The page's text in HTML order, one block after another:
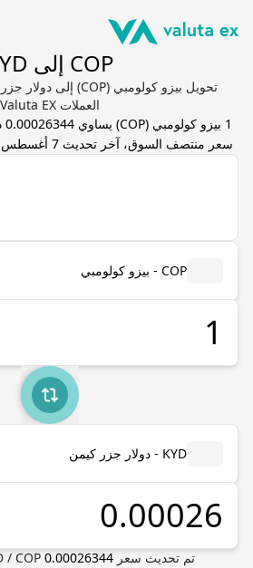
COP إلى KYD
العملات Valuta EX
1 بيزو كولومبي (
COP) يساوي0.00026344
سعر منتصف السوق، آخر تحديث7 أغسطس 2026 في 12:50 م UTC
COP - بيزو كولومبي
KYD - دولار جزر كيمن
تم تحديث سعر / COP 0.00026344